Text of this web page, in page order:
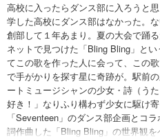
高校に入ったらダンス部に入ろうと
学した高校にダンス部はなかった。
創部して１年あまり。夏の大会で踊
ネットで見つけた「Bling Bling」と
てこの歌を作った人に会って、こ
で手がかりを探す星に奇跡が。駅前
ートミュージシャンの少女・詩（う
好き！」なりふり構わず少女に駆け
「Seventeen」のダンス部企画とコ
詞作曲した「Bling Bling」の世界観